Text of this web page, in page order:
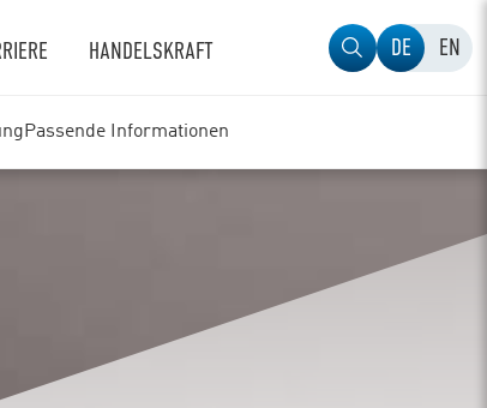
HANDELSKRAFT DE EN
Passende Informationen